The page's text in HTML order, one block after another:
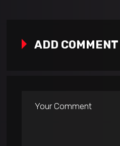
ADD COMMENT